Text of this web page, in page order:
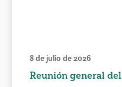
8 de julio de 2026
Reunión general del